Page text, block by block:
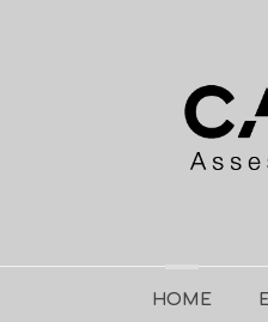
HOME